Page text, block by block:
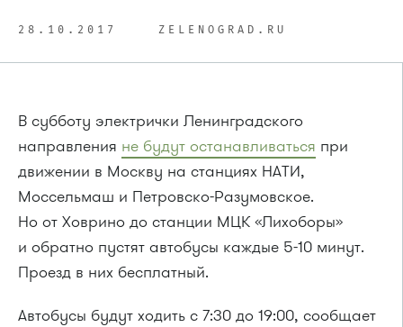
28.10.2017 ZELENOGRAD.RU
В субботу электрички Ленинградского
направления не будут останавливаться при
движении в Москву на станциях НАТИ,
Моссельмаш и Петровско-Разумовское.
Но от Ховрино до станции МЦК «Лихоборы»
и обратно пустят автобусы каждые 5-10 минут.
Проезд в них бесплатный.
Автобусы будут ходить с 7:30 до 19:00, сообщает